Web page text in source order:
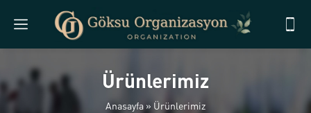
Ürünlerimiz
Anasayfa» Ürünlerimiz